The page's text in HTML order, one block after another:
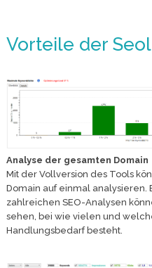
Vorteile der
Analyse der gesamten Domain
Mit der Vollversion des Tools
Domain auf einmal analysieren.
zahlreichen SEO-Analysen
sehen, bei wie vielen und
Handlungsbedarf besteht.